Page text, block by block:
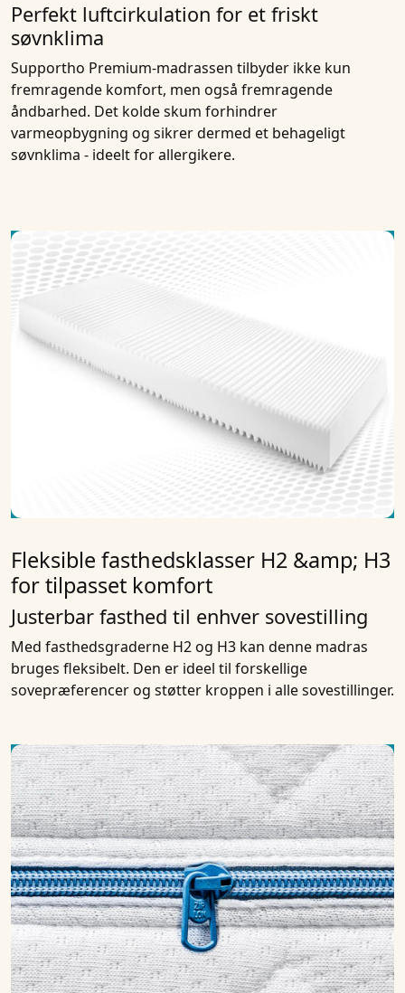
Perfekt luftcirkulation for et friskt
søvnklima
Supportho Premium-madrassen tilbyder ikke kun
fremragende komfort, men også fremragende
åndbarhed. Det kolde skum forhindrer
varmeopbygning og sikrer dermed et behageligt
søvnklima - ideelt for allergikere.
Fleksible fasthedsklasser H2 &amp; H3
for tilpasset komfort
Justerbar fasthed til enhver sovestilling
Med fasthedsgraderne H2 og H3 kan denne madras
bruges fleksibelt. Den er ideel til forskellige
sovepræferencer og støtter kroppen i alle sovestillinger.